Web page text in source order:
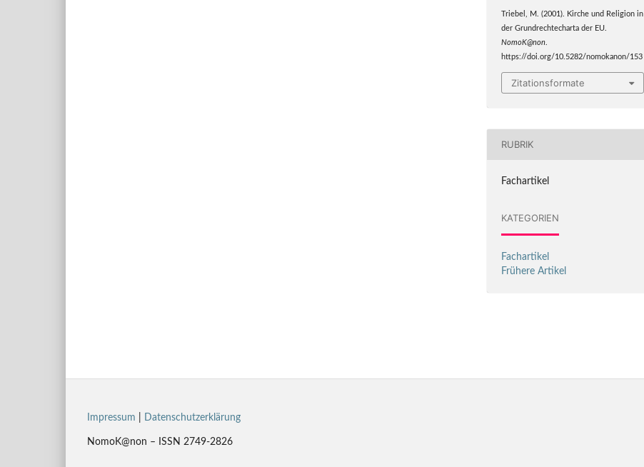
Triebel, M. (2001). Kirche und Religion in
der Grundrechtecharta der EU.
NomoK@non.
https://doi.org/10.5282/nomokanon/153
Zitationsformate
RUBRIK
Fachartikel
KATEGORIEN
Fachartikel
Frühere Artikel
Impressum Datenschutzerklärung
NomoK@non – ISSN 2749-2826